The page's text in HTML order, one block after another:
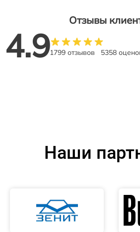
Отзывы
4.91799 отзывов 5358
Наши